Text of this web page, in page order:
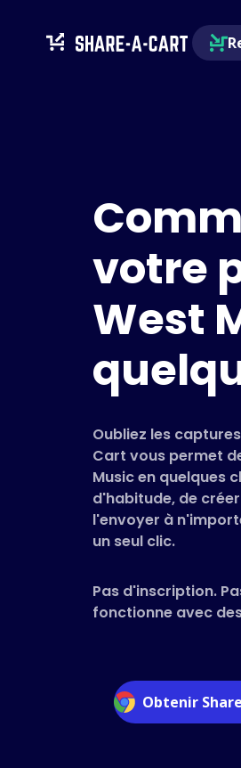
votre
West
Oubliez les
Cart vous permet
Music en quelques
d'habitude, de
l'envoyer à
un seul clic.
Pas d'inscription.
fonctionne avec
Obtenir